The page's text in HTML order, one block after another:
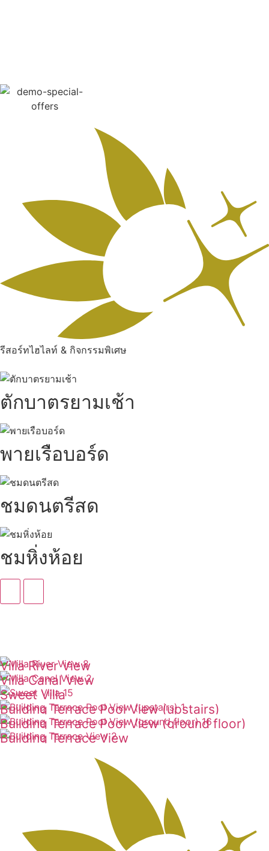
รีสอร์ทไฮไลท์ & กิจกรรมพิเศษ
ตักบาตรยามเช้า
พายเรือบอร์ด
ชมดนตรีสด
ชมหิ่งห้อย
Villa River View
ดูเพิ่มเติม
Villa Canal View
ดูเพิ่มเติม
Sweet Villa
ดูเพิ่มเติม
Building Terrace Pool View (upstairs)
ดูเพิ่มเติม
Building Terrace Pool View (ground floor)
ดูเพิ่มเติม
Building Terrace View